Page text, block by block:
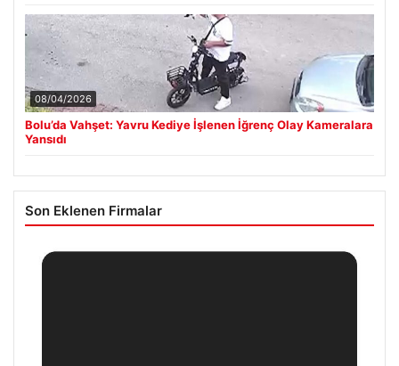
08/04/2026
Bolu’da Vahşet: Yavru Kediye İşlenen İğrenç Olay Kameralara
Yansıdı
Son Eklenen Firmalar